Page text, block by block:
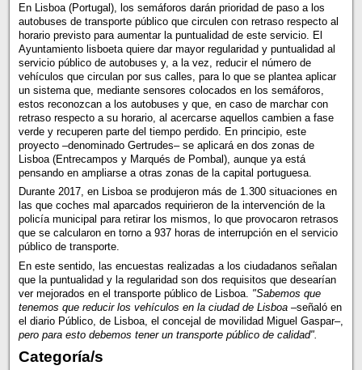
En Lisboa (Portugal), los semáforos darán prioridad de paso a los
autobuses de transporte público que circulen con retraso respecto al
horario previsto para aumentar la puntualidad de este servicio. El
Ayuntamiento lisboeta quiere dar mayor regularidad y puntualidad al
servicio público de autobuses y, a la vez, reducir el número de
vehículos que circulan por sus calles, para lo que se plantea aplicar
un sistema que, mediante sensores colocados en los semáforos,
estos reconozcan a los autobuses y que, en caso de marchar con
retraso respecto a su horario, al acercarse aquellos cambien a fase
verde y recuperen parte del tiempo perdido. En principio, este
proyecto –denominado Gertrudes– se aplicará en dos zonas de
Lisboa (Entrecampos y Marqués de Pombal), aunque ya está
pensando en ampliarse a otras zonas de la capital portuguesa.
Durante 2017, en Lisboa se produjeron más de 1.300 situaciones en
las que coches mal aparcados requirieron de la intervención de la
policía municipal para retirar los mismos, lo que provocaron retrasos
que se calcularon en torno a 937 horas de interrupción en el servicio
público de transporte.
En este sentido, las encuestas realizadas a los ciudadanos señalan
que la puntualidad y la regularidad son dos requisitos que desearían
ver mejorados en el transporte público de Lisboa. "Sabemos que
tenemos que reducir los vehículos en la ciudad de Lisboa–señaló en
el diario Público, de Lisboa, el concejal de movilidad Miguel Gaspar–,
pero para esto debemos tener un transporte público de calidad".
Categoría/s